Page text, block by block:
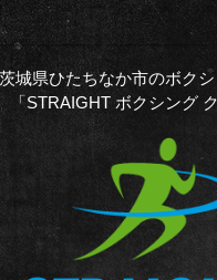
茨城県ひたちなか市のボク
「STRAIGHT ボクシング